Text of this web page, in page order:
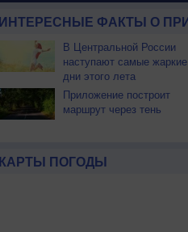
ИНТЕРЕСНЫЕ ФАКТЫ О
В Центральной России
наступают самые жаркие
дни этого лета
Приложение построит
маршрут через тень
КАРТЫ ПОГОДЫ